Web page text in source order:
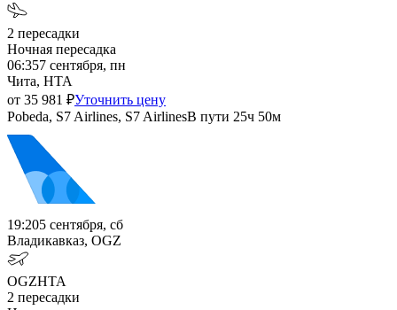
2 пересадки
Ночная пересадка
06:357 сентября, пн
Чита, HTA
от 35 981 ₽Уточнить цену
Pobeda, S7 Airlines, S7 AirlinesВ пути 25ч 50м
19:205 сентября, сб
Владикавказ, OGZ
OGZHTA
2 пересадки